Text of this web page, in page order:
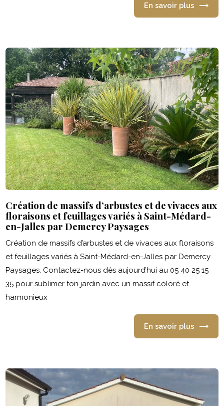
En savoir plus
Création de massifs d’arbustes et de vivaces aux
floraisons et feuillages variés à Saint-Médard-
en-Jalles par Demercy Paysages
Création de massifs d’arbustes et de vivaces aux floraisons
et feuillages variés à Saint-Médard-en-Jalles par Demercy
Paysages. Contactez-nous dès aujourd’hui au 05 40 25 15
35 pour sublimer ton jardin avec un massif coloré et
harmonieux
En savoir plus